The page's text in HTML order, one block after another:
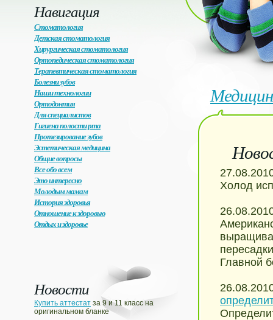
Навигация
Стоматология
Детская стоматология
Хирургическая стоматология
Ортопедическая стоматология
Терапевтическая стоматология
Болезни зубов
Наши технологии
Ортодонтия
Для специалистов
Гигиена полости рта
Протезирование зубов
Эстетическая медицина
Общие вопросы
Все обо всем
Это интересно
Молодым мамам
История здоровья
Отношение к здоровью
Отдых и здоровье
Новости
Купить аттестат за 9 и 11 класс на
оригинальном бланке
Холод
Главной